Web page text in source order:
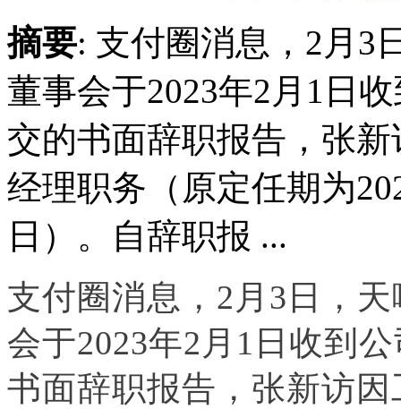
摘要: 支付圈消息，2月3
董事会于2023年2月1日
交的书面辞职报告，张
经理职务（原定任期为
日）。自辞职报 ...
支付圈消息，2月3日，
会于2023年2月1日收到
书面辞职报告，张新访